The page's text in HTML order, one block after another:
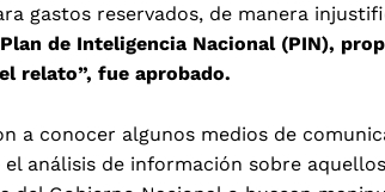
gastos reservados, de manera
Plan de Inteligencia Nacional (PIN),
relato”, fue aprobado.
a conocer algunos medios de
el análisis de información sobre